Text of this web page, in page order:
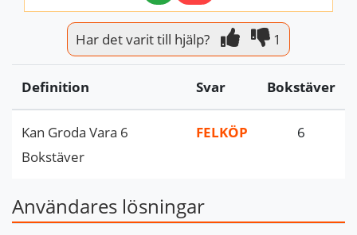
Har det varit till hjälp? 1
Definition Svar Bokstäver
Kan Groda Vara 6
Bokstäver
FELKÖP 6
Användares lösningar